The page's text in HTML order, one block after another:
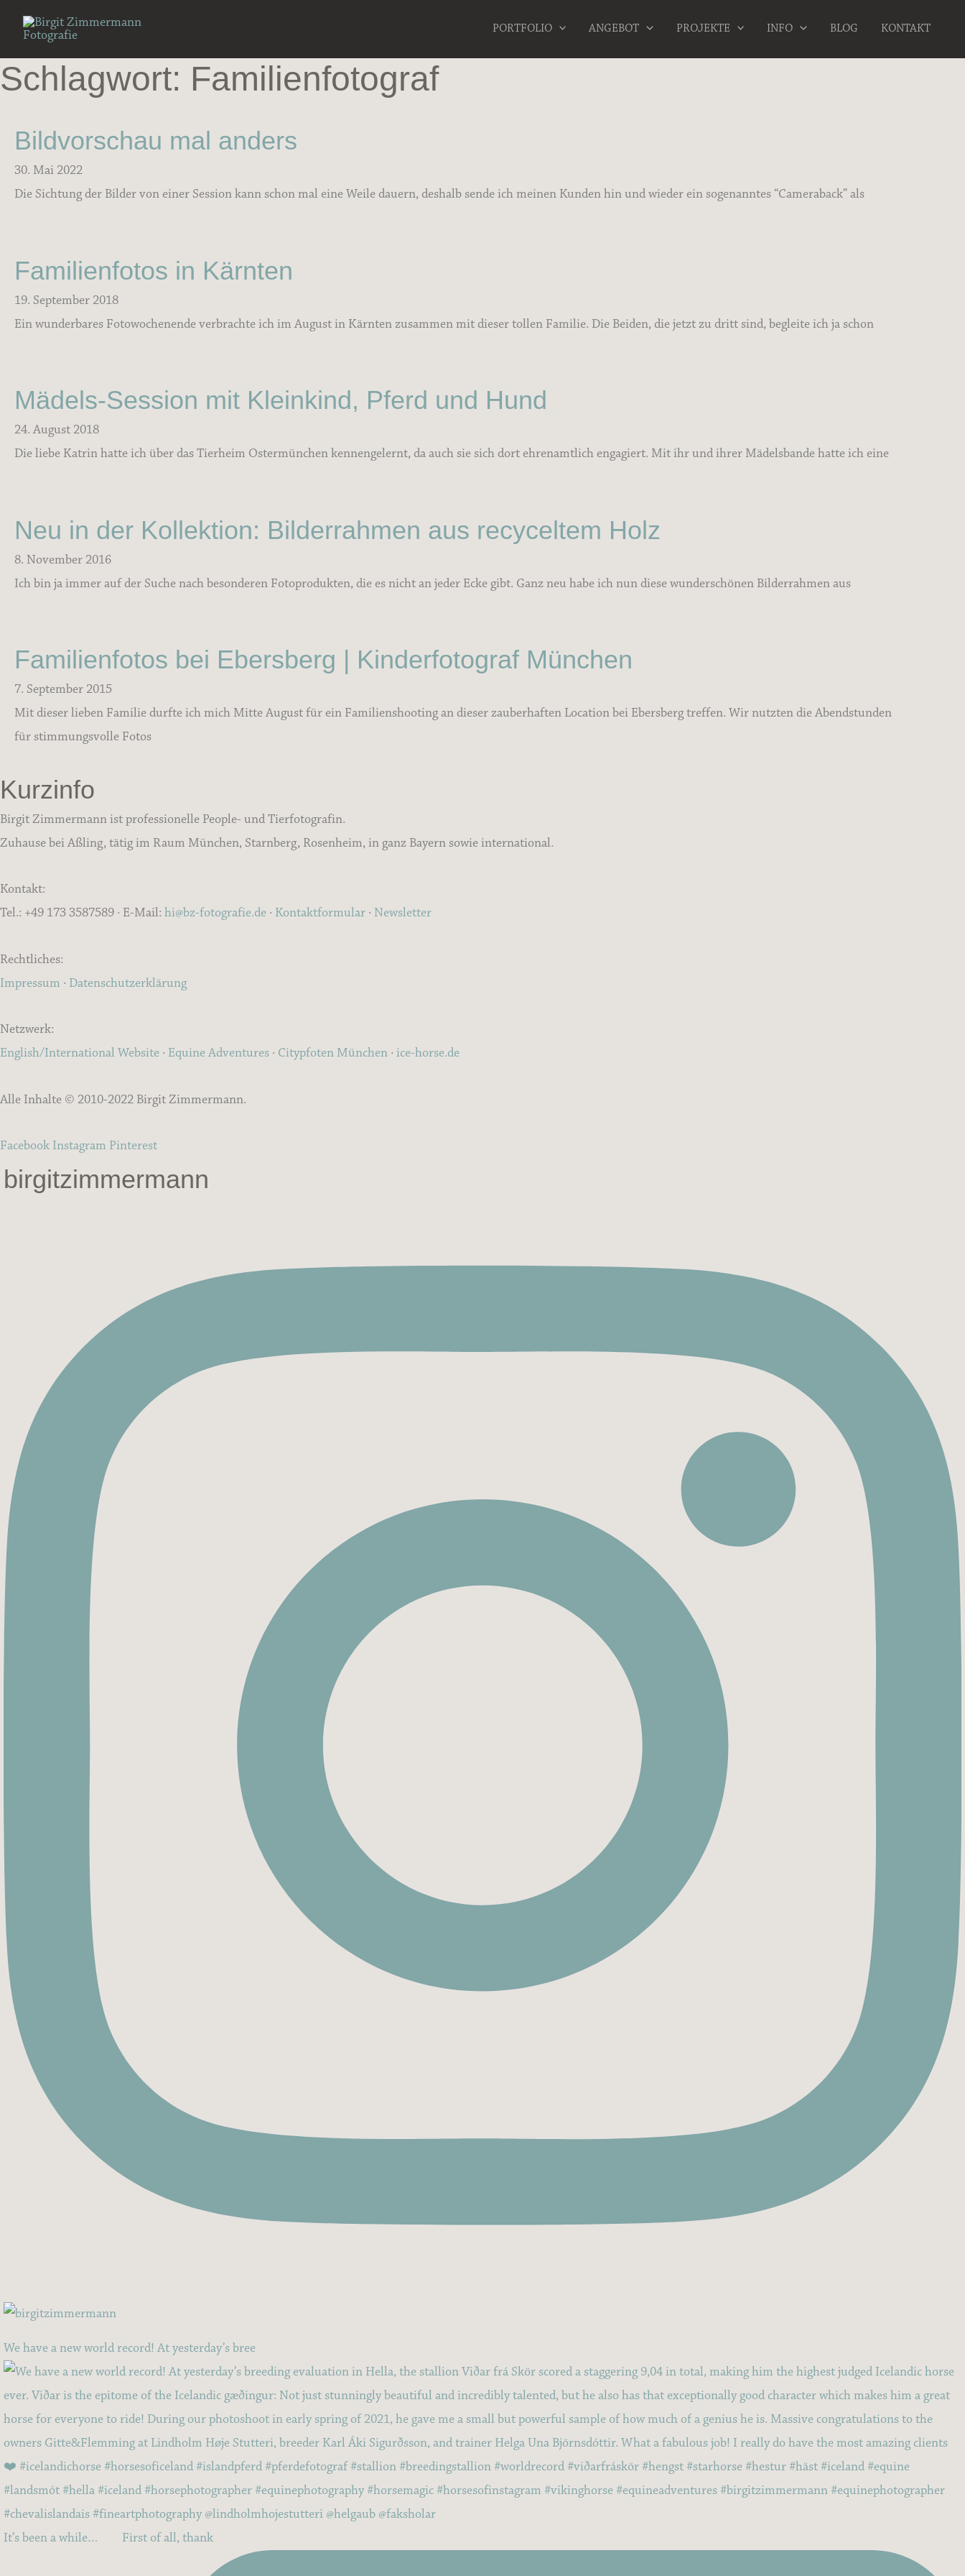
Inhalt
springen
PORTFOLIO ANGEBOT PROJEKTE INFO BLOG KONTAKT
Schlagwort: Familienfotograf
Bildvorschau mal anders
30. Mai 2022
Die Sichtung der Bilder von einer Session kann schon mal eine Weile dauern, deshalb sende ich meinen Kunden hin und wieder ein sogenanntes “Cameraback” als
Familienfotos in Kärnten
19. September 2018
Ein wunderbares Fotowochenende verbrachte ich im August in Kärnten zusammen mit dieser tollen Familie. Die Beiden, die jetzt zu dritt sind, begleite ich ja schon
Mädels-Session mit Kleinkind, Pferd und Hund
24. August 2018
Die liebe Katrin hatte ich über das Tierheim Ostermünchen kennengelernt, da auch sie sich dort ehrenamtlich engagiert. Mit ihr und ihrer Mädelsbande hatte ich eine
Neu in der Kollektion: Bilderrahmen aus recyceltem Holz
8. November 2016
Ich bin ja immer auf der Suche nach besonderen Fotoprodukten, die es nicht an jeder Ecke gibt. Ganz neu habe ich nun diese wunderschönen Bilderrahmen aus
Familienfotos bei Ebersberg | Kinderfotograf München
7. September 2015
Mit dieser lieben Familie durfte ich mich Mitte August für ein Familienshooting an dieser zauberhaften Location bei Ebersberg treffen. Wir nutzten die Abendstunden
für stimmungsvolle Fotos
Kurzinfo
Birgit Zimmermann ist professionelle People- und Tierfotografin.
Zuhause bei Aßling, tätig im Raum München, Starnberg, Rosenheim, in ganz Bayern sowie international.
Kontakt:
Tel.: +49 173 3587589 · E-Mail: hi@bz-fotografie.de · Kontaktformular · Newsletter
Rechtliches:
Impressum · Datenschutzerklärung
Netzwerk:
English/International Website · Equine Adventures · Citypfoten München · ice-horse.de
Alle Inhalte © 2010-2022 Birgit Zimmermann.
Facebook Instagram Pinterest
birgitzimmermann
We have a new world record! At yesterday’s bree
It’s been a while…⠀ ⠀ First of all, thank